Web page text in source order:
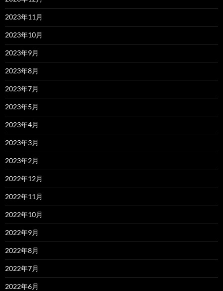
2023年11月
2023年10月
2023年9月
2023年8月
2023年7月
2023年5月
2023年4月
2023年3月
2023年2月
2022年12月
2022年11月
2022年10月
2022年9月
2022年8月
2022年7月
2022年6月